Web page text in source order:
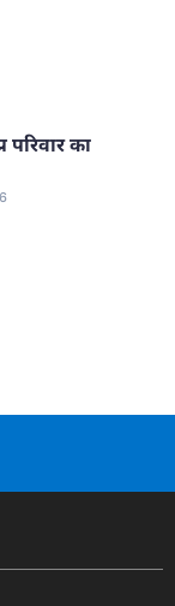
परिवार का